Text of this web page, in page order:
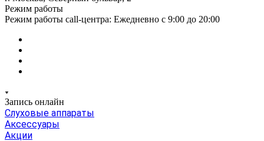
Режим работы
Режим работы call-центра: Ежедневно с 9:00 до 20:00
Запись онлайн
Слуховые аппараты
Аксессуары
Акции